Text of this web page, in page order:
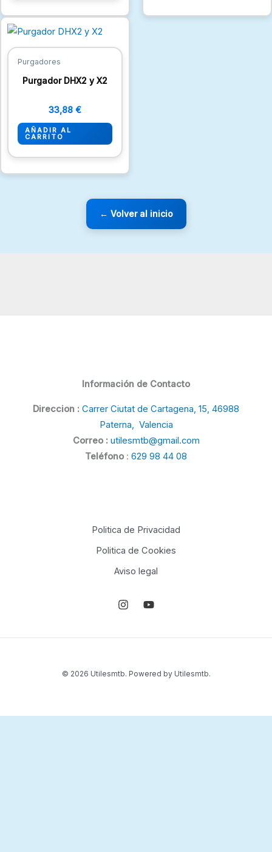
de
Purgadores
Purgador DHX2 y X2
33,88 €
AÑADIR AL
CARRITO
← Volver al inicio
Información de Contacto
Direccion : Carrer Ciutat de Cartagena, 15, 46988
Paterna, Valencia
Correo : utilesmtb@gmail.com
Teléfono : 629 98 44 08
Politica de Privacidad
Politica de Cookies
Aviso legal
© 2026 Utilesmtb. Powered by Utilesmtb.